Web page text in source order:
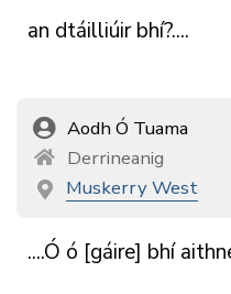
an dtáilliúir bhí?....
Aodh Ó Tuama
Derrineanig
Muskerry West
....Ó ó [gáire] bhí